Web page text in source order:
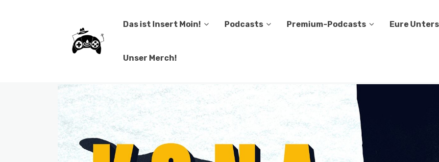
Das ist Insert Moin! Podcasts Premium-Podcasts Eure
Unser Merch!